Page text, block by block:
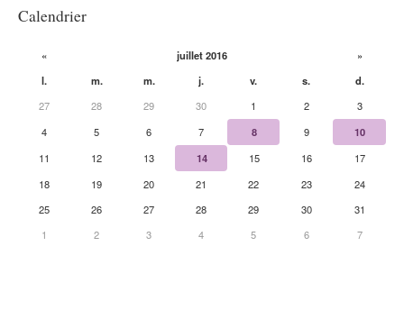
Calendrier
« juillet 2016
»
l.
m. m. j. v. s.
d.
27
28 29 30 1 2
3
4
5 6 7 8 9
10
11
12 13 14 15 16
17
18
19 20 21 22 23
24
25
26 27 28 29 30
31
1
2 3 4 5 6 7